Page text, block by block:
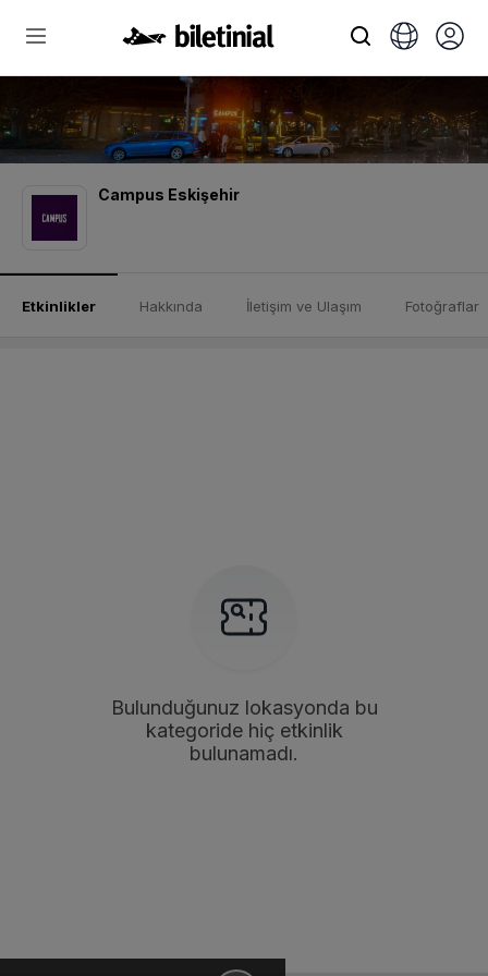
Campus Eskişehir
Etkinlikler Hakkında İletişim ve Ulaşım Fotoğraflar
Bulunduğunuz lokasyonda bu
kategoride hiç etkinlik
bulunamadı.